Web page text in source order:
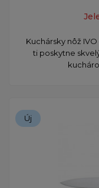
​Kuchársky nôž
ti poskytne
Új